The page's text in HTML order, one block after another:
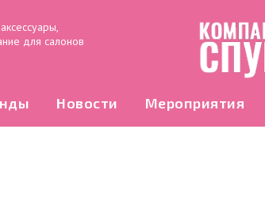
для салонов
Новости Мероприятия